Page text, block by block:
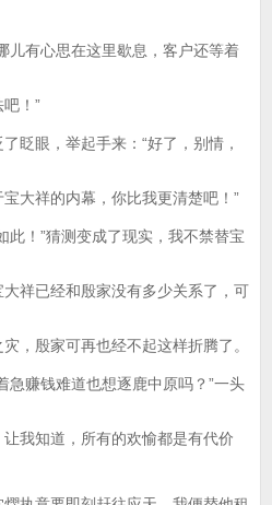
儿有心思在这里歇息，客户还等着
！”
眨眼，举起手来：“好了，别情，
大祥的内幕，你比我更清楚吧！”
此！”猜测变成了现实，我不禁替宝
祥已经和殷家没有多少关系了，可
，殷家可再也经不起这样折腾了。
急赚钱难道也想逐鹿中原吗？”一头
我知道，所有的欢愉都是有代价